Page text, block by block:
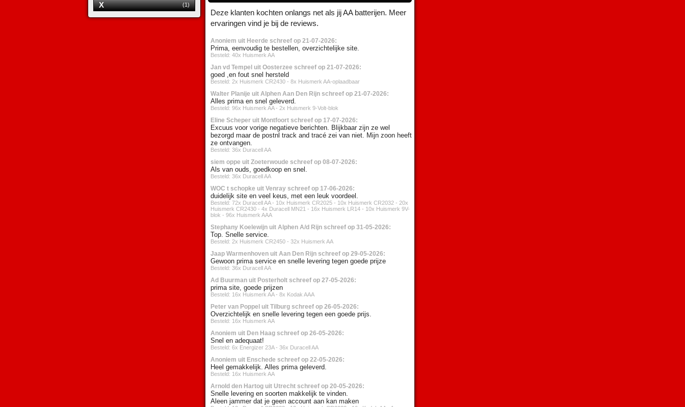
Deze klanten kochten onlangs net als jij AA batterijen. Meer
ervaringen vind je bij de reviews.
Anoniem uit Heerde schreef op 21-07-2026:
Prima, eenvoudig te bestellen, overzichtelijke site.
Besteld: 40x Huismerk AA
Jan vd Tempel uit Oosterzee schreef op 21-07-2026:
goed ,en fout snel hersteld
Besteld: 2x Huismerk CR2430 - 8x Huismerk AA-oplaadbaar
Walter Planije uit Alphen Aan Den Rijn schreef op 21-07-2026:
Alles prima en snel geleverd.
Besteld: 96x Huismerk AA - 2x Huismerk 9-Volt-blok
Eline Scheper uit Montfoort schreef op 17-07-2026:
Excuus voor vorige negatieve berichten. Blijkbaar zijn ze wel
bezorgd maar de postnl track and tracé zei van niet. Mijn zoon heeft
ze ontvangen.
Besteld: 36x Duracell AA
siem oppe uit Zoeterwoude schreef op 08-07-2026:
Als van ouds, goedkoop en snel.
Besteld: 36x Duracell AA
WOC t schopke uit Venray schreef op 17-06-2026:
duidelijk site en veel keus, met een leuk voordeel.
Besteld: 72x Duracell AA - 10x Huismerk CR2025 - 10x Huismerk CR2032 - 20x
Huismerk CR2430 - 4x Duracell MN21 - 16x Huismerk LR14 - 10x Huismerk 9V-
blok - 96x Huismerk AAA
Stephany Koelewijn uit Alphen A/d Rijn schreef op 31-05-2026:
Top. Snelle service.
Besteld: 2x Huismerk CR2450 - 32x Huismerk AA
Jaap Warmenhoven uit Aan Den Rijn schreef op 29-05-2026:
Gewoon prima service en snelle levering tegen goede prijze
Besteld: 36x Duracell AA
Ad Buurman uit Posterholt schreef op 27-05-2026:
prima site, goede prijzen
Besteld: 16x Huismerk AA - 8x Kodak AAA
Peter van Poppel uit Tilburg schreef op 26-05-2026:
Overzichtelijk en snelle levering tegen een goede prijs.
Besteld: 16x Huismerk AA
Anoniem uit Den Haag schreef op 26-05-2026:
Snel en adequaat!
Besteld: 6x Energizer 23A - 36x Duracell AA
Anoniem uit Enschede schreef op 22-05-2026:
Heel gemakkelijk. Alles prima geleverd.
Besteld: 16x Huismerk AA
Arnold den Hartog uit Utrecht schreef op 20-05-2026:
Snelle levering en soorten makkelijk te vinden.
Aleen jammer dat je geen account aan kan maken
X (1)